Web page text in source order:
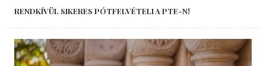
RENDKÍVÜL SIKERES PÓTFELVÉTELI A PTE-N!